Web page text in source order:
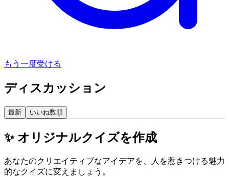
もう一度受ける
ディスカッション
最新 いいね数順
✨ オリジナルクイズを作成
あなたのクリエイティブなアイデアを、人を惹きつける魅力
的なクイズに変えましょう。